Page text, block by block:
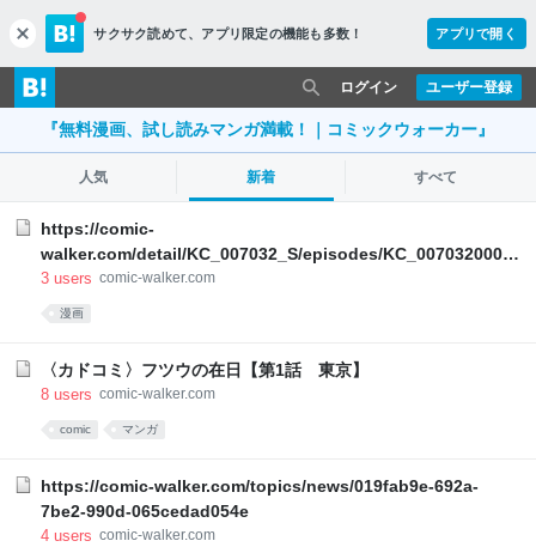
c
l
o
s
サクサク読めて、 アプリ限定の機能も多数！ アプリで開く
ユーザー登録
ログイン
『無料漫画、試し読みマンガ満載！｜コミックウォーカー』
人気 新着 すべて
https://comic-
walker.com/detail/KC_007032_S/episodes/KC_00703200018
00011_E?episodeType=first
3 users comic-walker.com
漫画
〈カドコミ〉フツウの在日【第1話 東京】
8 users comic-walker.com
comic マンガ
https://comic-walker.com/topics/news/019fab9e-692a-
7be2-990d-065cedad054e
4 users comic-walker.com